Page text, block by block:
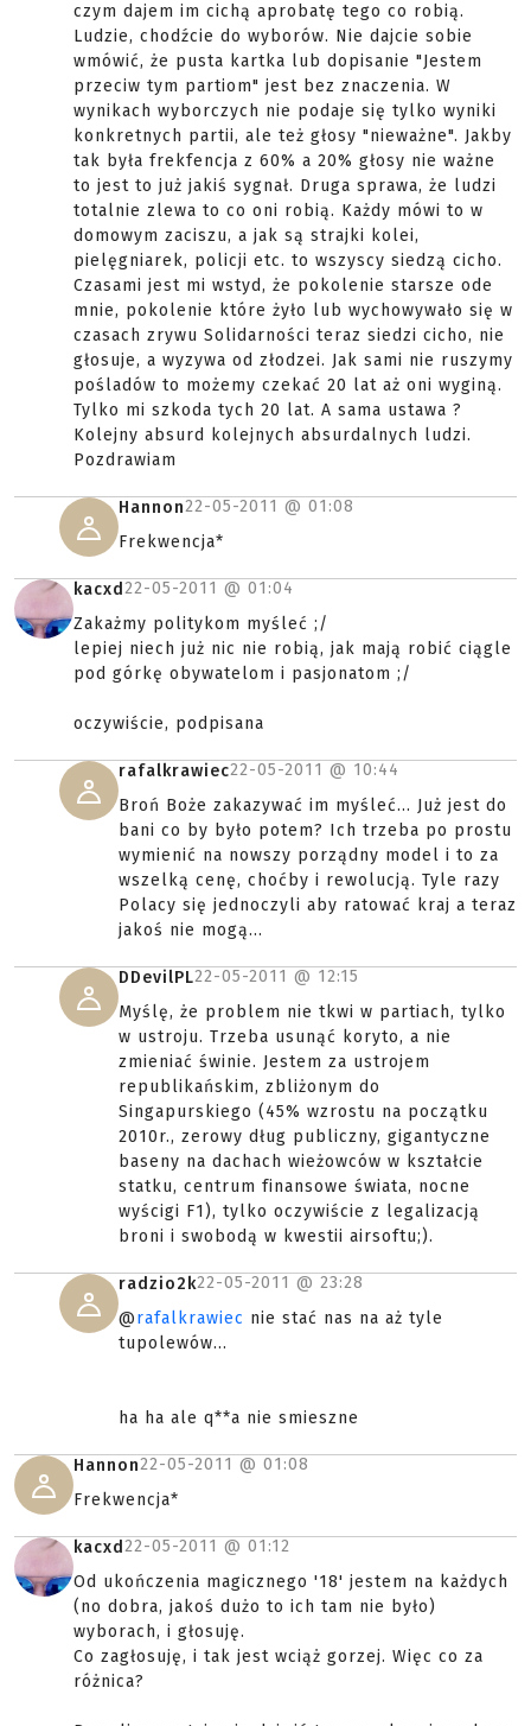
czym dajem im cichą aprobatę tego co robią.
Ludzie, chodźcie do wyborów. Nie dajcie sobie
wmówić, że pusta kartka lub dopisanie "Jestem
przeciw tym partiom" jest bez znaczenia. W
wynikach wyborczych nie podaje się tylko wyniki
konkretnych partii, ale też głosy "nieważne". Jakby
tak była frekfencja z 60% a 20% głosy nie ważne
to jest to już jakiś sygnał. Druga sprawa, że ludzi
totalnie zlewa to co oni robią. Każdy mówi to w
domowym zaciszu, a jak są strajki kolei,
pielęgniarek, policji etc. to wszyscy siedzą cicho.
Czasami jest mi wstyd, że pokolenie starsze ode
mnie, pokolenie które żyło lub wychowywało się w
czasach zrywu Solidarności teraz siedzi cicho, nie
głosuje, a wyzywa od złodzei. Jak sami nie ruszymy
pośladów to możemy czekać 20 lat aż oni wyginą.
Tylko mi szkoda tych 20 lat. A sama ustawa ?
Kolejny absurd kolejnych absurdalnych ludzi.
Pozdrawiam
Hannon22-05-2011 @ 01:08
Frekwencja*
kacxd22-05-2011 @ 01:04
Zakażmy politykom myśleć ;/
lepiej niech już nic nie robią, jak mają robić ciągle
pod górkę obywatelom i pasjonatom ;/
oczywiście, podpisana
rafalkrawiec22-05-2011 @ 10:44
Broń Boże zakazywać im myśleć... Już jest do
bani co by było potem? Ich trzeba po prostu
wymienić na nowszy porządny model i to za
wszelką cenę, choćby i rewolucją. Tyle razy
Polacy się jednoczyli aby ratować kraj a teraz
jakoś nie mogą...
DDevilPL22-05-2011 @ 12:15
Myślę, że problem nie tkwi w partiach, tylko
w ustroju. Trzeba usunąć koryto, a nie
zmieniać świnie. Jestem za ustrojem
republikańskim, zbliżonym do
Singapurskiego (45% wzrostu na początku
2010r., zerowy dług publiczny, gigantyczne
baseny na dachach wieżowców w kształcie
statku, centrum finansowe świata, nocne
wyścigi F1), tylko oczywiście z legalizacją
broni i swobodą w kwestii airsoftu;).
radzio2k22-05-2011 @ 23:28
@rafalkrawiec nie stać nas na aż tyle
tupolewów...
ha ha ale q**a nie smieszne
Hannon22-05-2011 @ 01:08
Frekwencja*
kacxd22-05-2011 @ 01:12
Od ukończenia magicznego '18' jestem na każdych
(no dobra, jakoś dużo to ich tam nie było)
wyborach, i głosuję.
Co zagłosuję, i tak jest wciąż gorzej. Więc co za
różnica?